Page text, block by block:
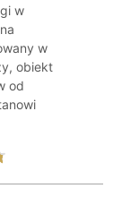
w
w
obiekt
od